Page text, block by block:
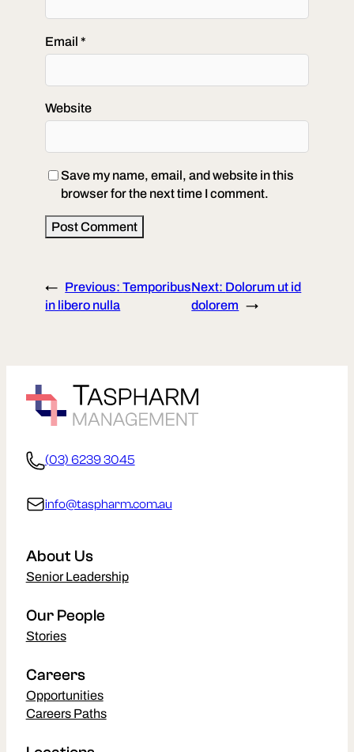
Email*
Website
Save my name, email, and website in this
browser for the next time I comment.
← Previous:Temporibus
in libero nulla
Next: Dolorum ut id
dolorem
→
(03) 6239 3045
info@taspharm.com.au
About Us
Senior Leadership
Our People
Stories
Careers
Opportunities
Careers Paths